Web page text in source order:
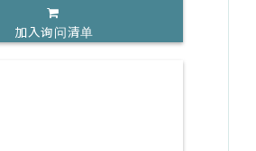
加入询问清单